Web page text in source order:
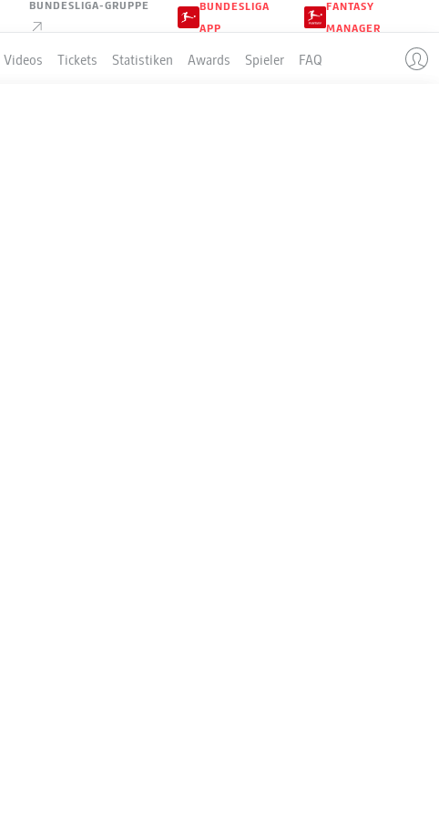
BUNDESLIGA-GRUPPE
BUNDESLIGA
APP
FANTASY
MANAGER
Videos Tickets Statistiken Awards Spieler FAQ